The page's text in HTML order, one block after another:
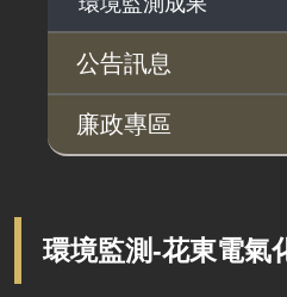
公告訊息
最新消息
廉政專區
環境監測-花東電氣